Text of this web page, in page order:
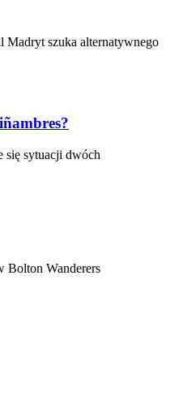
Madryt szuka alternatywnego
się sytuacji dwóch
Bolton Wanderers